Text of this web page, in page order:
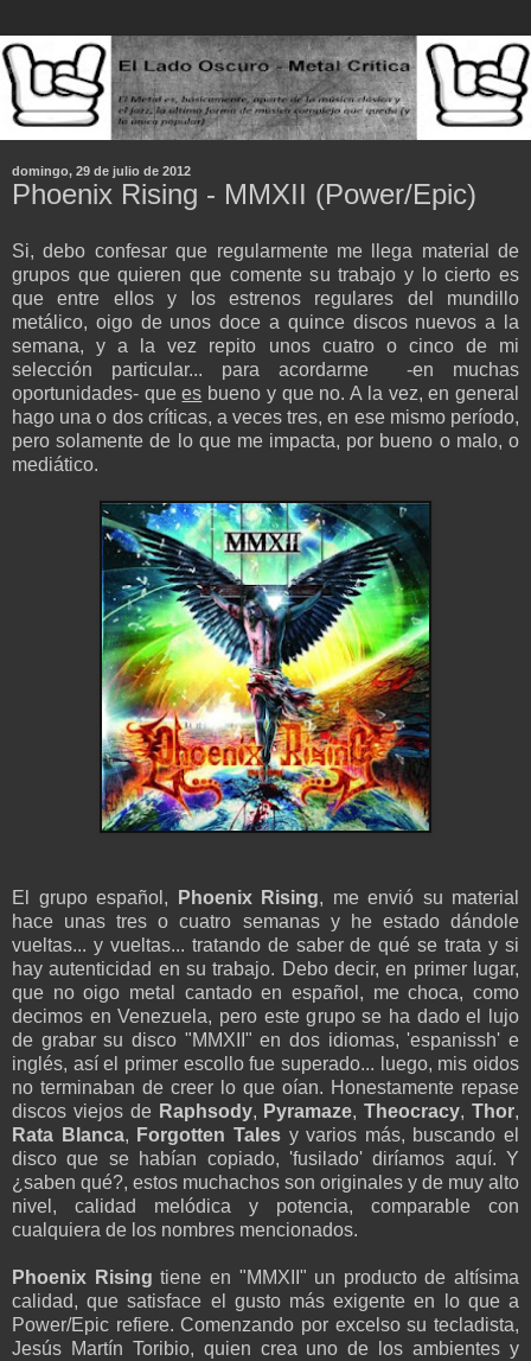
domingo, 29 de julio de 2012
Phoenix Rising - MMXII (Power/Epic)
Si, debo confesar que regularmente me llega material de
grupos que quieren que comente su trabajo y lo cierto es
que entre ellos y los estrenos regulares del mundillo
metálico, oigo de unos doce a quince discos nuevos a la
semana, y a la vez repito unos cuatro o cinco de mi
selección particular... para acordarme -en muchas
oportunidades- quees bueno y que no. A la vez, en general
hago una o dos críticas, a veces tres, en ese mismo período,
pero solamente de lo que me impacta, por bueno o malo, o
mediático.
El grupo español, Phoenix Rising, me envió su material
hace unas tres o cuatro semanas y he estado dándole
vueltas... y vueltas... tratando de saber de qué se trata y si
hay autenticidad en su trabajo. Debo decir, en primer lugar,
que no oigo metal cantado en español, me choca, como
decimos en Venezuela, pero este grupo se ha dado el lujo
de grabar su disco "MMXII" en dos idiomas, 'espanissh' e
inglés, así el primer escollo fue superado... luego, mis oidos
no terminaban de creer lo que oían. Honestamente repase
discos viejos de Raphsody, Pyramaze,Theocracy,Thor,
Rata Blanca, Forgotten Talesy varios más, buscando el
disco que se habían copiado, 'fusilado' diríamos aquí. Y
¿saben qué?, estos muchachos son originales y de muy alto
nivel, calidad melódica y potencia, comparable con
cualquiera de los nombres mencionados.
Phoenix Rising tiene en "MMXII" un producto de altísima
calidad, que satisface el gusto más exigente en lo que a
Power/Epic refiere. Comenzando por excelso su tecladista,
Jesús Martín Toribio, quien crea uno de los ambientes y